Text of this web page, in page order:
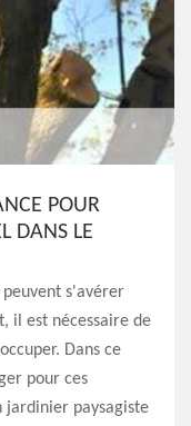
POUR
DANS LE
s'avérer
il est nécessaire de
Dans ce
pour ces
jardinier paysagiste